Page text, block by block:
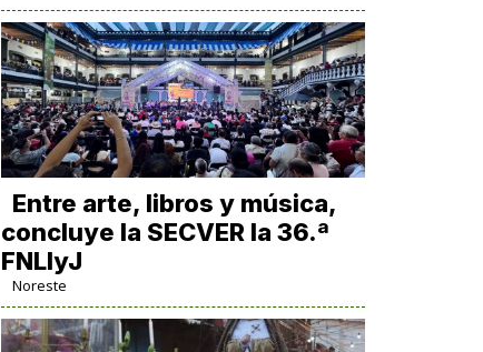
Entre arte, libros y música,
concluye la SECVER la 36.ª
FNLIyJ
Noreste